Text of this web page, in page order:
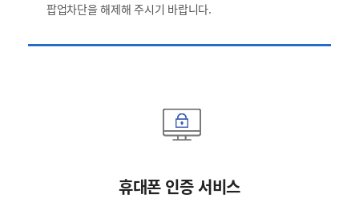
팝업차단을 해제해 주시기 바랍니다.
휴대폰 인증 서비스